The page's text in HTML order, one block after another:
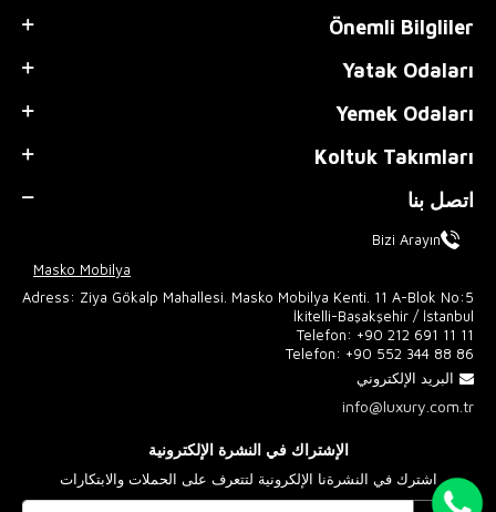
Önemli Bilgliler
Yatak Odaları
Yemek Odaları
Koltuk Takımları
اتصل بنا
Bizi Arayın
Masko Mobilya
Adress: Ziya Gökalp Mahallesi. Masko Mobilya Kenti. 11 A-Blok No:5
İkitelli-Başakşehir / İstanbul
Telefon: +90 212 691 11 11
Telefon: +90 552 344 88 86
البريد الإلكتروني
info@luxury.com.tr
الإشتراك في النشرة الإلكترونية
اشترك في النشرةنا الإلكرونية لتتعرف على الحملات والابتكارات